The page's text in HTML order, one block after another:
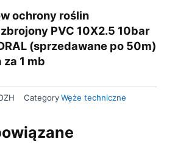
ochrony roślin
PVC 10X2.5 10bar
(sprzedawane po 50m)
1 mb
CategoryWęże techniczne